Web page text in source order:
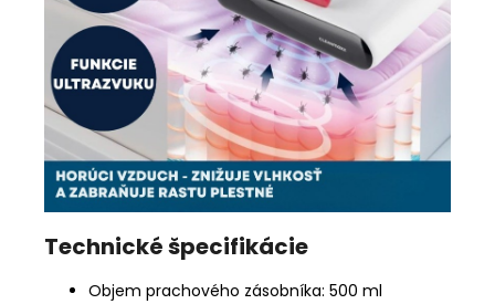
Technické špecifikácie
Objem prachového zásobníka: 500 ml